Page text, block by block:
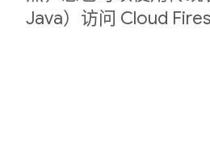
Java）访问 Cloud